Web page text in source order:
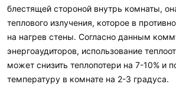
блестящей стороной внутрь комнаты,
теплового излучения, которое в
на нагрев стены. Согласно данным
энергоаудиторов, использование
может снизить теплопотери на 7-10% и
температуру в комнате на 2-3 градуса.